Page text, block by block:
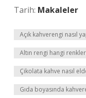
Tarih: Makaleler
Açık kahverengi nasıl
Altın rengi hangi
Çikolata kahve nasıl
Gıda boyasında